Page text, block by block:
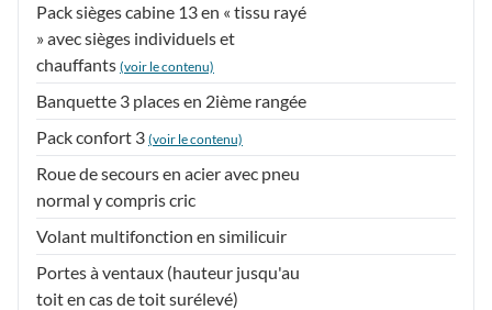
Pack sièges cabine 13 en « tissu rayé
» avec sièges individuels et
chauffants (voir le contenu)
Banquette 3 places en 2ième rangée
Pack confort 3 (voir le contenu)
Roue de secours en acier avec pneu
normal y compris cric
Volant multifonction en similicuir
Portes à ventaux (hauteur jusqu'au
toit en cas de toit surélevé)